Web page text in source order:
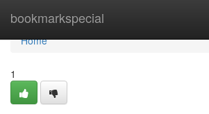
bookmarkspecial
Home
Home
1